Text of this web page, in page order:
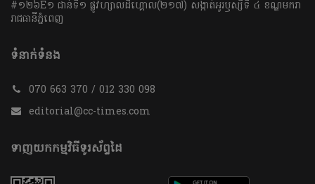
#១២៦E១ ជាន់ទី១ ផ្លូវហ្សាលដឺហ្គោល(២១៧) សង្កាត់អូរឫស្សីទី ៤ ខណ្ឌមករា
រាជធានីភ្នំពេញ
ទំនាក់ទំនង
070 663 370 / 012 330 098
editorial@cc-times.com
ទាញយកកម្មវិធីទូរស័ព្ទដៃ